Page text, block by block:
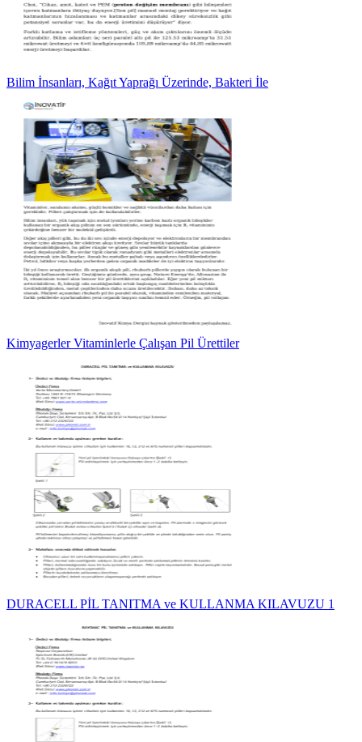
Bilim İnsanları, Kağıt Yaprağı Üzerinde, Bakteri İle
Kimyagerler Vitaminlerle Çalışan Pil Ürettiler
DURACELL PİL TANITMA ve KULLANMA KILAVUZU 1